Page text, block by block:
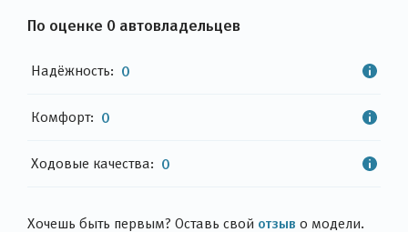
Хочешь быть первым? Оставь свой отзыв о модели.
По оценке 0 автовладельцев
Надёжность: 0
Комфорт: 0
Ходовые качества: 0